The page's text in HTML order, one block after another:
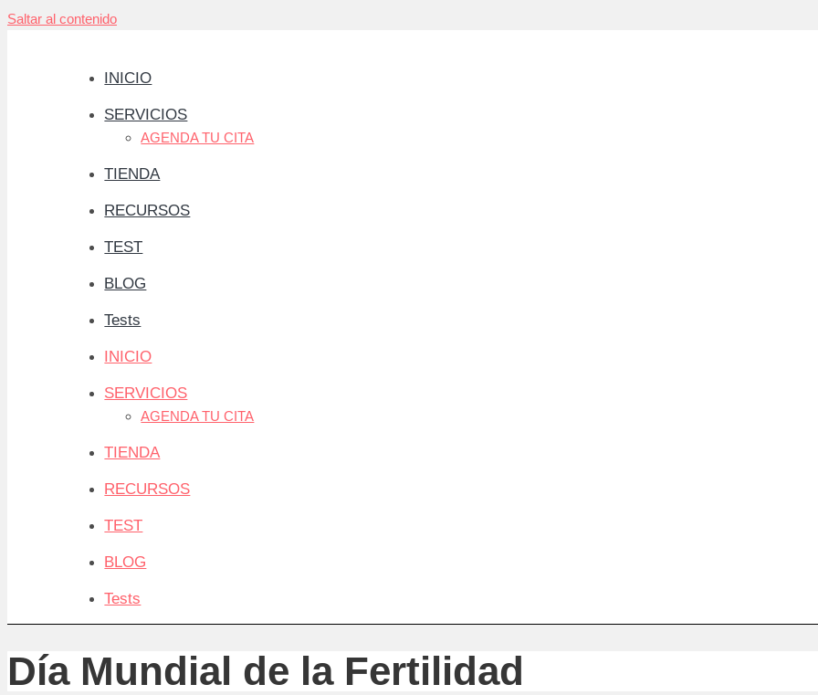
Saltar al contenido
INICIO
SERVICIOS
AGENDA TU CITA
TIENDA
RECURSOS
TEST
BLOG
Tests
INICIO
SERVICIOS
AGENDA TU CITA
TIENDA
RECURSOS
TEST
BLOG
Tests
Día Mundial de la Fertilidad